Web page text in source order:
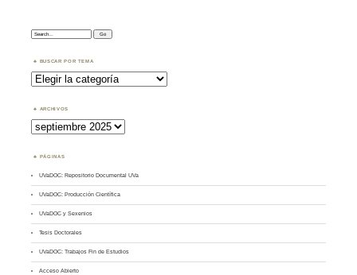
Search:
BUSCAR POR TEMA
Buscar
por
Tema
ARCHIVOS
Archivos
PÁGINAS
UVaDOC: Repositorio Documental UVa
UVaDOC: Producción Científica
UVaDOC y Sexenios
Tesis Doctorales
UVaDOC: Trabajos Fin de Estudios
Acceso Abierto